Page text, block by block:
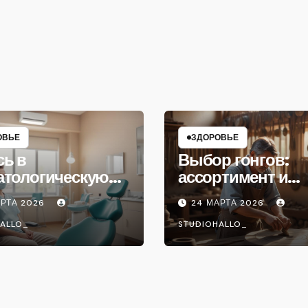
в
2026
ЗДОРОВЬЕ
Выбор гонгов:
ассортимент и
характеристики
24 МАРТА 2026
STUDIOHALLO_